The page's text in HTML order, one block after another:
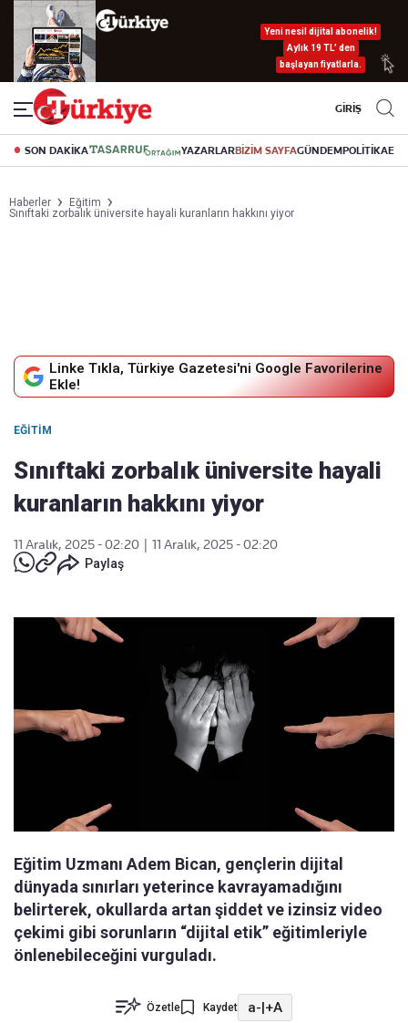
Yeni nesil dijital abonelik!
Aylık 19 TL’ den
başlayan fiyatlarla.
GİRİŞ
SON DAKİKA YAZARLARBİZİM SAYFAGÜNDEMPOLİTİKA
Haberler
Eğitim
Sınıftaki zorbalık üniversite hayali kuranların hakkını yiyor
Linke Tıkla, Türkiye Gazetesi'ni Google Favorilerine
Ekle!
EĞITIM
Sınıftaki zorbalık üniversite hayali
kuranların hakkını yiyor
11 Aralık, 2025 - 02:20
11 Aralık, 2025 - 02:20
Paylaş
Eğitim Uzmanı Adem Bican, gençlerin dijital
dünyada sınırları yeterince kavrayamadığını
belirterek, okullarda artan şiddet ve izinsiz video
çekimi gibi sorunların “dijital etik” eğitimleriyle
önlenebileceğini vurguladı.
Özetle Kaydet a-|+A